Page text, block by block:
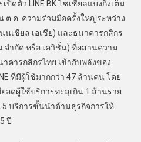
ตัว LINE BK โซเชียลแบงกิ้งเต็ม
ต.ค. ความร่วมมือครั้งใหญ่ระหว่าง
นเชียล เอเชีย) และธนาคารกสิกร
ำกัด หรือ เควิชั่น) ที่ผสานความ
คารกสิกรไทย เข้ากับพลังของ
ที่มีผู้ใช้มากกว่า 47 ล้านคน โดย
อดผู้ใช้บริการทะลุเกิน 1 ล้านราย
บริการชั้นนำด้านธุรกิจการให้
ปี